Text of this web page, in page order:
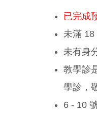
已完成
未滿 18
未有身
教學診
學診，
6 - 10